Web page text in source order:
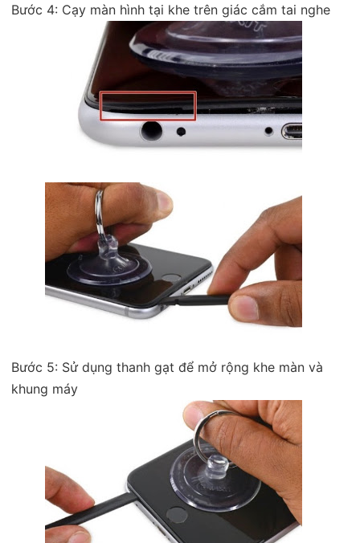
Bước 4: Cạy màn hình tại khe trên giác cắm tai nghe
Bước 5: Sử dụng thanh gạt để mở rộng khe màn và
khung máy